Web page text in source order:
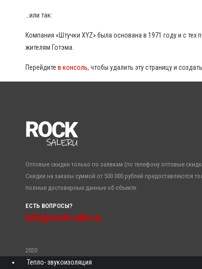
…или так:
Компания «Штучки XYZ» была основана в 1971 году и с
жителям Готэма.
Перейдите в консоль, чтобы удалить эту страницу и
Оптовые скидки только по заявкам (по телефону оптовые
Скидки на заказы суммой от 500 000 рублей предоставляются
полные достоверные данные об объекте.
ЕСТЬ ВОПРОСЫ?
info@rock-sale.ru
2020
Тепло- звукоизоляция